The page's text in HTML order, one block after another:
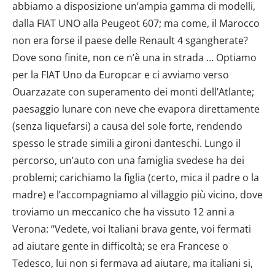
abbiamo a disposizione un’ampia gamma di modelli,
dalla FIAT UNO alla Peugeot 607; ma come, il Marocco
non era forse il paese delle Renault 4 sgangherate?
Dove sono finite, non ce n’è una in strada … Optiamo
per la FIAT Uno da Europcar e ci avviamo verso
Ouarzazate con superamento dei monti dell’Atlante;
paesaggio lunare con neve che evapora direttamente
(senza liquefarsi) a causa del sole forte, rendendo
spesso le strade simili a gironi danteschi. Lungo il
percorso, un’auto con una famiglia svedese ha dei
problemi; carichiamo la figlia (certo, mica il padre o la
madre) e l’accompagniamo al villaggio più vicino, dove
troviamo un meccanico che ha vissuto 12 anni a
Verona: “Vedete, voi Italiani brava gente, voi fermati
ad aiutare gente in difficoltà; se era Francese o
Tedesco, lui non si fermava ad aiutare, ma italiani si,